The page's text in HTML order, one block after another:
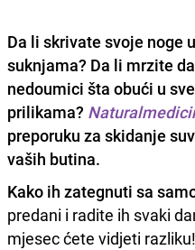
Da li skrivate svoje noge
suknjama? Da li mrzite
nedoumici šta obući u
prilikama?
preporuku za skidanje
vaših butina.
Kako ih zategnuti sa
predani i radite ih svaki
mjesec ćete vidjeti razliku!